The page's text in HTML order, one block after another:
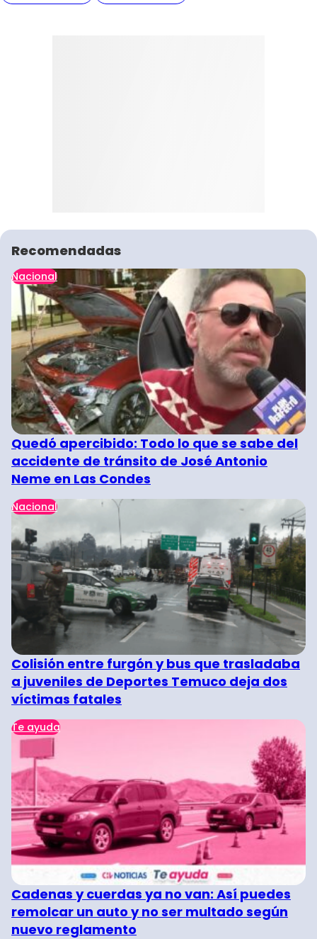
Recomendadas
Nacional
Quedó apercibido: Todo lo que se sabe del
accidente de tránsito de José Antonio
Neme en Las Condes
Nacional
Colisión entre furgón y bus que trasladaba
a juveniles de Deportes Temuco deja dos
víctimas fatales
Te ayuda
Cadenas y cuerdas ya no van: Así puedes
remolcar un auto y no ser multado según
nuevo reglamento